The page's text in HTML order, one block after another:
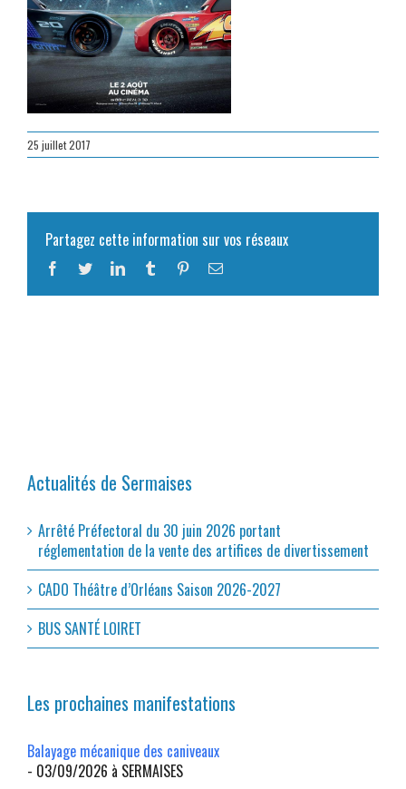
25 juillet 2017
Partagez cette information sur vos réseaux
Facebook
TwitterLinkedInTumblr PinterestEmail
Actualités de Sermaises
Arrêté Préfectoral du 30 juin 2026 portant
réglementation de la vente des artifices de divertissement
CADO Théâtre d’Orléans Saison 2026-2027
BUS SANTÉ LOIRET
Les prochaines manifestations
Balayage mécanique des caniveaux
- 03/09/2026 à SERMAISES